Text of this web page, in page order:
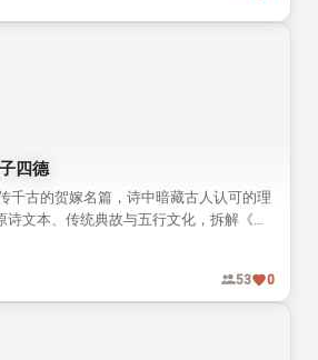
四德
传千古的贺嫁名篇，诗中暗藏古人认可的理
文本、传统典故与五行文化，拆解《桃
，带你读懂传统婚恋文化中的女性品德
53 0